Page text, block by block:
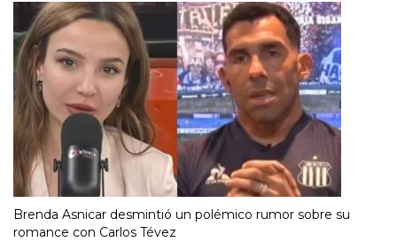
Brenda Asnicar desmintió un polémico rumor sobre su
romance con Carlos Tévez